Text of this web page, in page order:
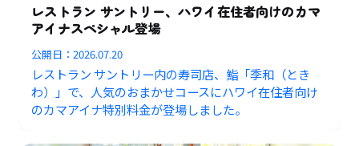
レストラン サントリー、ハワイ在住者向けのカマ
アイナスペシャル登場
公開日：2026.07.20
レストラン サントリー内の寿司店、鮨「季和（とき
わ）」で、人気のおまかせコースにハワイ在住者向け
のカマアイナ特別料金が登場しました。